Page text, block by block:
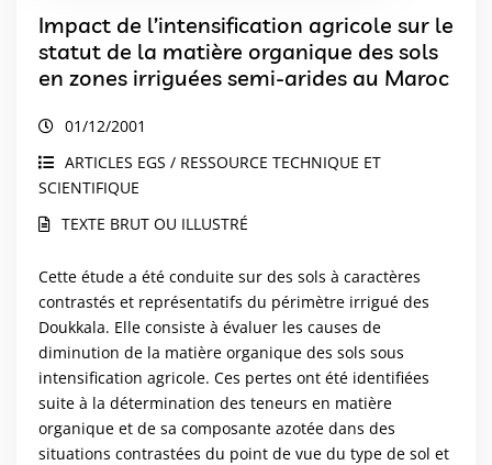
Impact de l’intensification agricole sur le
statut de la matière organique des sols
en zones irriguées semi-arides au Maroc
01/12/2001
ARTICLES EGS / RESSOURCE TECHNIQUE ET
SCIENTIFIQUE
TEXTE BRUT OU ILLUSTRÉ
Cette étude a été conduite sur des sols à caractères
contrastés et représentatifs du périmètre irrigué des
Doukkala. Elle consiste à évaluer les causes de
diminution de la matière organique des sols sous
intensification agricole. Ces pertes ont été identifiées
suite à la détermination des teneurs en matière
organique et de sa composante azotée dans des
situations contrastées du point de vue du type de sol et